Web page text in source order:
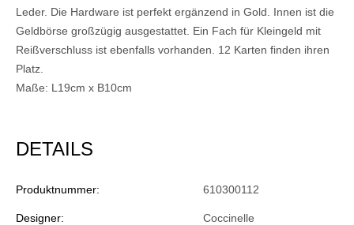
Leder. Die Hardware ist perfekt ergänzend in Gold. Innen ist die
Geldbörse großzügig ausgestattet. Ein Fach für Kleingeld mit
Reißverschluss ist ebenfalls vorhanden. 12 Karten finden ihren
Platz.
Maße: L19cm x B10cm
DETAILS
Produktnummer: 610300112
Designer: Coccinelle